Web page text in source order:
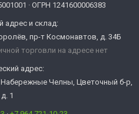
· ОГРН 1241600006383
адрес и склад:
пр-т Космонавтов, д. 34Б
торговли на адресе нет
адрес:
Набережные Челны, Цветочный б-р,
д. 1